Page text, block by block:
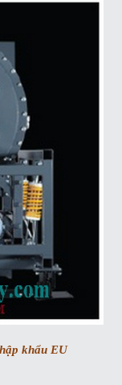
khẩu EU